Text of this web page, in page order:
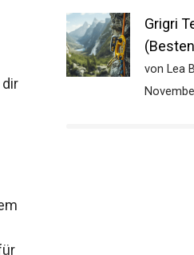
Grigri
von Lea